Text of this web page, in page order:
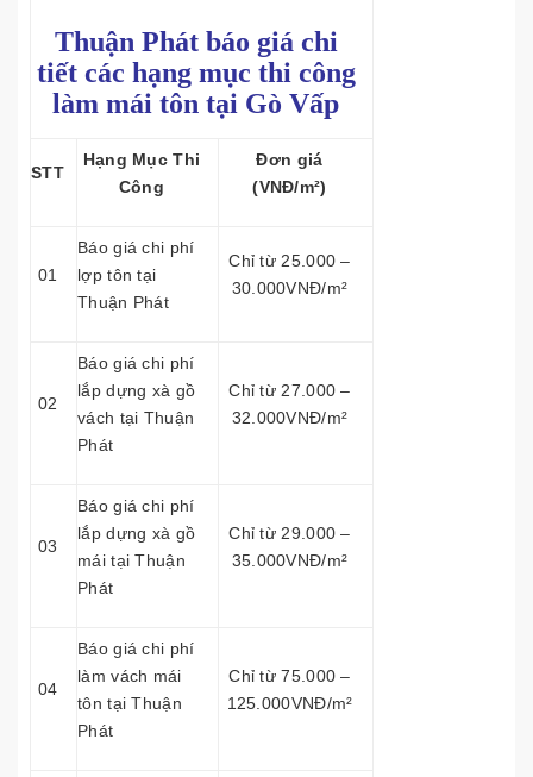
Thuận Phát báo giá chi
tiết các hạng mục thi công
làm mái tôn tại Gò Vấp
STT
Hạng Mục Thi
Công
Đơn giá
(VNĐ/m²)
01
Báo giá chi phí
lợp tôn tại
Thuận Phát
Chỉ từ 25.000 –
30.000VNĐ/m²
02
Báo giá chi phí
lắp dựng xà gồ
vách tại Thuận
Phát
Chỉ từ 27.000 –
32.000VNĐ/m²
03
Báo giá chi phí
lắp dựng xà gồ
mái tại Thuận
Phát
Chỉ từ 29.000 –
35.000VNĐ/m²
04
Báo giá chi phí
làm vách mái
tôn tại Thuận
Phát
Chỉ từ 75.000 –
125.000VNĐ/m²